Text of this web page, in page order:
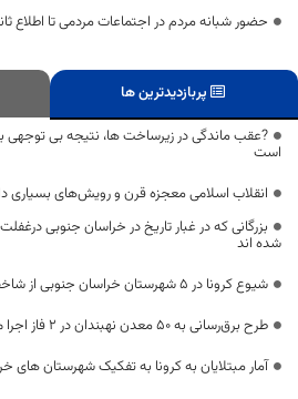
حضور شبانه مردم در اجتماعات مردمی تا اطلاع
پربازدیدترین ها
?عقب ماندگی در زیرساخت ها، نتیجه بی
است
انقلاب اسلامی معجزه قرن و رویش‌های بسیاری
بزرگانی که در غبار تاریخ در خراسان جنوبی
شده اند
شیوع کرونا در ۵ شهرستان خراسان جنوبی از شاخص کشوری بالاتر است
طرح برق‌رسانی به ۵۰ معدن نهبندان در ۲ فاز اجرا می‌شود
آمار مبتلایان به کرونا به تفکیک شهرستان های